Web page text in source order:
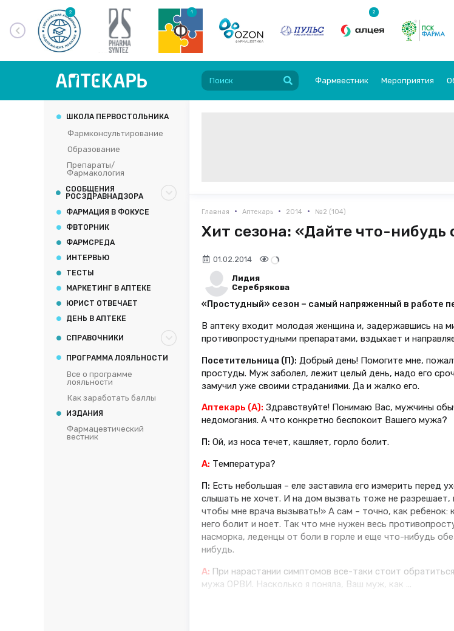
2 1 2
Фармвестник Мероприятия
Главная • Аптекарь • 2014 • №2 (104)
Хит сезона: «Дайте что-нибудь
01.02.2014
Лидия
Серебрякова
«Простудный» сезон – самый напряженный в работе
В аптеку входит молодая женщина и, задержавшись на
противопростудными препаратами, вздыхает и
Посетительница (П): Добрый день! Помогите мне,
простуды. Муж заболел, лежит целый день, надо его
замучил уже своими страданиями. Да и жалко его.
Аптекарь (А): Здравствуйте! Понимаю Вас, мужчины
недомогания. А что конкретно беспокоит Вашего мужа?
П: Ой, из носа течет, кашляет, горло болит.
А: Температура?
П: Есть небольшая – еле заставила его измерить перед
слышать не хочет. И на дом вызвать тоже не разрешает,
чтобы мне врача вызывать!» А сам – точно, как ребенок:
него болит и ноет. Так что мне нужен весь
насморка, леденцы от боли в горле и еще что-нибудь
нибудь.
А: При нарастании симптомов все-таки стоит
мужа ОРВИ. Насколько я поняла, Ваш муж, как ...
ШКОЛА ПЕРВОСТОЛЬНИКА
Фармконсультирование
Образование
Препараты/
Фармакология
СООБЩЕНИЯ
РОСЗДРАВНАДЗОРА
ФАРМАЦИЯ В ФОКУСЕ
ФВТОРНИК
ФАРМСРЕДА
ИНТЕРВЬЮ
ТЕСТЫ
МАРКЕТИНГ В АПТЕКЕ
ЮРИСТ ОТВЕЧАЕТ
ДЕНЬ В АПТЕКЕ
СПРАВОЧНИКИ
ПРОГРАММА ЛОЯЛЬНОСТИ
Все о программе
лояльности
Как заработать баллы
ИЗДАНИЯ
Фармацевтический
вестник